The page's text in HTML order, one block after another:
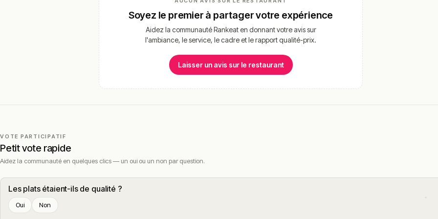
Soyez le premier à partager votre expérience
Aidez la communauté Rankeat en donnant votre avis sur
l'ambiance, le service, le cadre et le rapport qualité-prix.
Laisser un avis sur le restaurant
VOTE PARTICIPATIF
Petit vote rapide
Aidez la communauté en quelques clics — un oui ou un non par question.
Les plats étaient-ils de qualité ?
Oui Non